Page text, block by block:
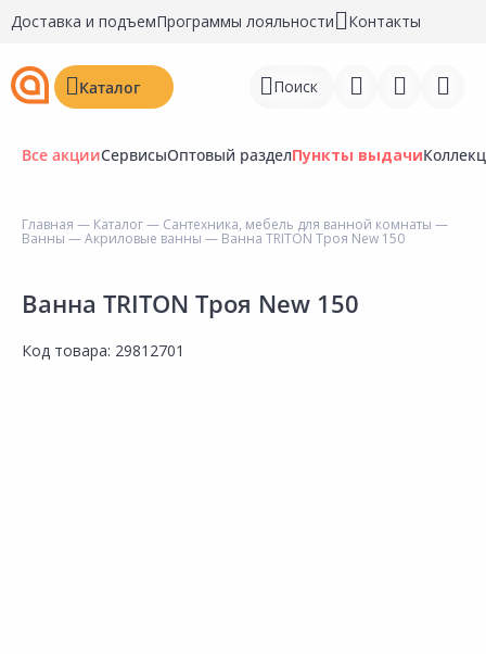
Доставка и подъемПрограммы лояльности Контакты
Каталог Поиск
Регистрация
Перейти к сравнению
Все акцииСервисыОптовый разделПункты выдачи
Главная — Каталог— Сантехника, мебель для ванной комнаты —
Ванны —Акриловые ванны — Ванна TRITON Троя New 150
Ванна TRITON Троя New 150
Код товара: 29812701